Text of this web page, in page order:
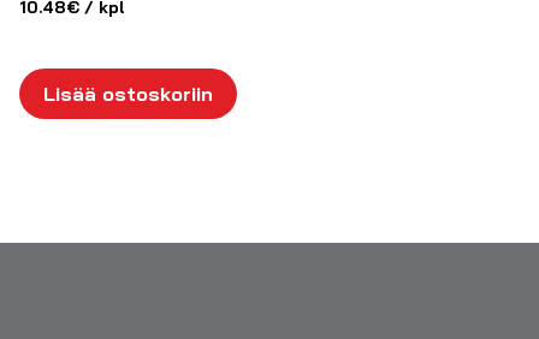
10.48€ / kpl
Lisää ostoskoriin